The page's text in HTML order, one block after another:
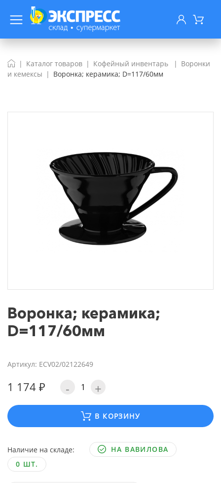
Каталог товаров Кофейный инвентарь
Воронки
и кемексы
Воронка; керамика; D=117/60мм
Воронка; керамика;
D=117/60мм
Артикул: ECV02/02122649
1 174 ₽ - +
В КОРЗИНУ
Наличие на складе:
НА ВАВИЛОВА
0 ШТ.